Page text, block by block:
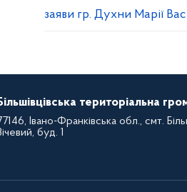
заяви гр. Духни Марії
територіальна
Івано-Франківська обл., смт.
буд. 1